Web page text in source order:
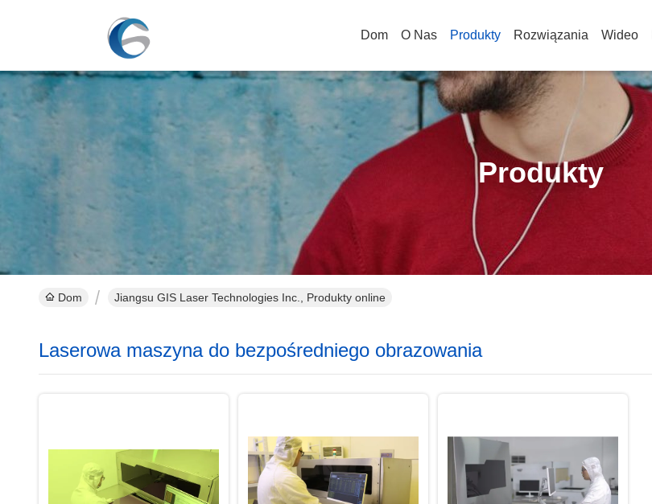
Dom O Nas Produkty Rozwiązania Wideo
Produkty
Dom Jiangsu GIS Laser Technologies Inc., Produkty online
Laserowa maszyna do bezpośredniego obrazowania